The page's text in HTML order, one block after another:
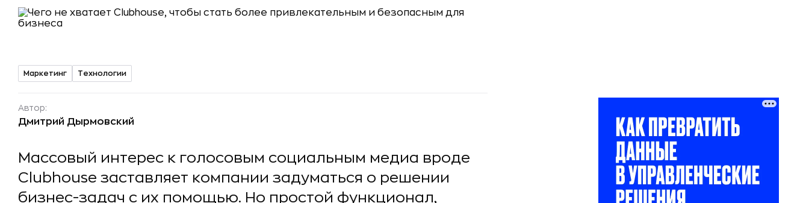
Маркетинг Технологии
Автор:
Дмитрий Дырмовский
Массовый интерес к голосовым социальным медиа вроде
Clubhouse заставляет компании задуматься о решении
бизнес-задач с их помощью. Но простой функционал,